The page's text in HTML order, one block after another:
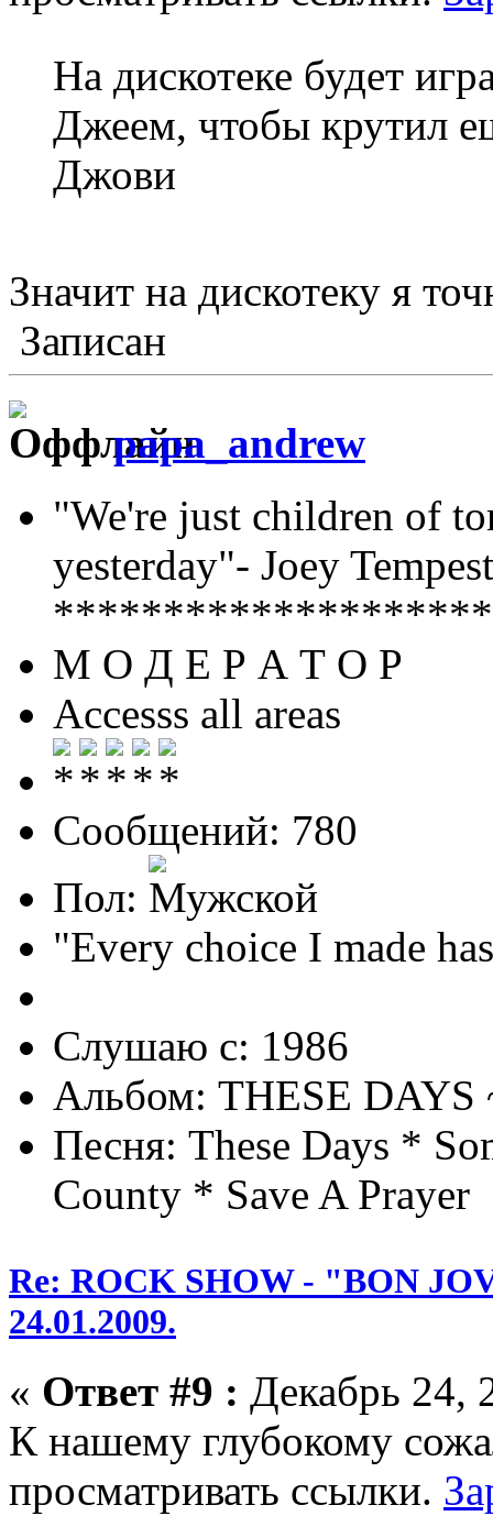
На дискотеке будет
Джеем, чтобы крутил
Джови
Значит на дискотеку я
Записан
papa_andrew
"We're just children of
yesterday"- Joey
М О Д Е Р А Т О Р
Accesss all areas
Сообщений: 780
Пол:
"Every choice I made
Слушаю с: 1986
Альбом: THESE DAYS
Песня: These Days *
County * Save A Prayer
Re: ROCK SHOW - "BON
24.01.2009.
« Ответ #9 : Декабрь 24,
К нашему глубокому
просматривать ссылки.